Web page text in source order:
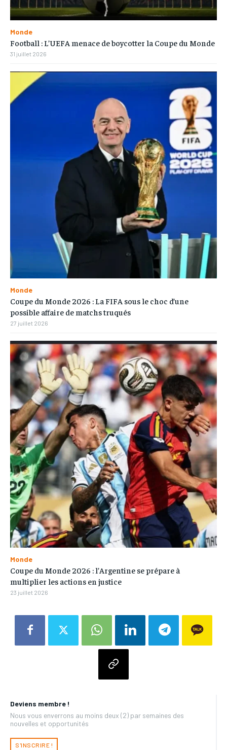
Deviens membre !
Nous vous enverrons au moins deux (2) par semaines des
nouvelles et opportunités
S'INSCRIRE !
Monde
Football : L’UEFA menace de boycotter la Coupe du Monde
31 juillet 2026
Monde
Coupe du Monde 2026 : La FIFA sous le choc d’une
possible affaire de matchs truqués
27 juillet 2026
Monde
Coupe du Monde 2026 : l’Argentine se prépare à
multiplier les actions en justice
23 juillet 2026